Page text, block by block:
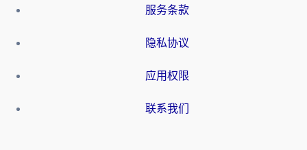
服务条款
隐私协议
应用权限
联系我们